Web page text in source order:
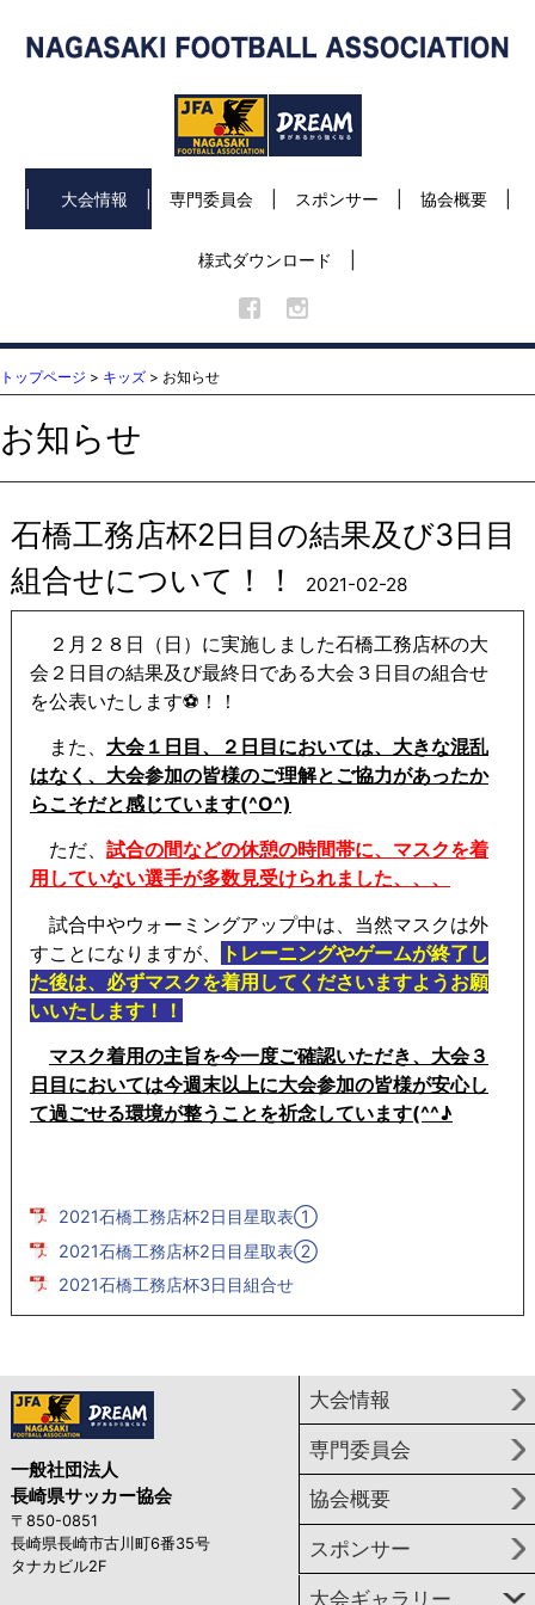
大会情報 専門委員会 スポンサー 協会概要
様式ダウンロード
トップページ > キッズ > お知らせ
お知らせ
石橋工務店杯2日目の結果及び3日目
組合せについて！！
2021-02-28
２月２８日（日）に実施しました石橋工務店杯の大
会２日目の結果及び最終日である大会３日目の組合せ
を公表いたします⚽！！
また、 大会１日目、２日目においては、大きな混乱
はなく、大会参加の皆様のご理解とご協力があったか
らこそだと感じています(^O^)
ただ、 試合の間などの休憩の時間帯に、マスクを着
用していない選手が多数見受けられました、、、
試合中やウォーミングアップ中は、当然マスクは外
すことになりますが、
トレーニングやゲームが終了し
た後は、必ずマスクを着用してくださいますようお願
いいたします！！
マスク着用の主旨を今一度ご確認いただき、大会３
日目においては今週末以上に大会参加の皆様が安心し
て過ごせる環境が整うことを祈念しています(^^♪
2021石橋工務店杯2日目星取表①
2021石橋工務店杯2日目星取表②
2021石橋工務店杯3日目組合せ
一般社団法人
長崎県サッカー協会
〒850-0851
長崎県長崎市古川町6番35号
タナカビル2F
大会情報
専門委員会
協会概要
スポンサー
大会ギャラリー